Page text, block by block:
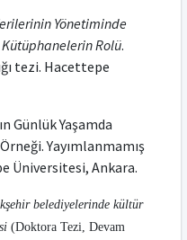
Yönetiminde
Rolü.
tezi. Hacettepe
Günlük Yaşamda
Yayımlanmamış
Üniversitesi, Ankara.
belediyelerinde kültür
(Doktora Tezi, Devam